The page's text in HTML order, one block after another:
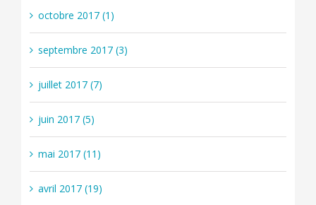
octobre 2017 (1)
septembre 2017 (3)
juillet 2017 (7)
juin 2017 (5)
mai 2017 (11)
avril 2017 (19)